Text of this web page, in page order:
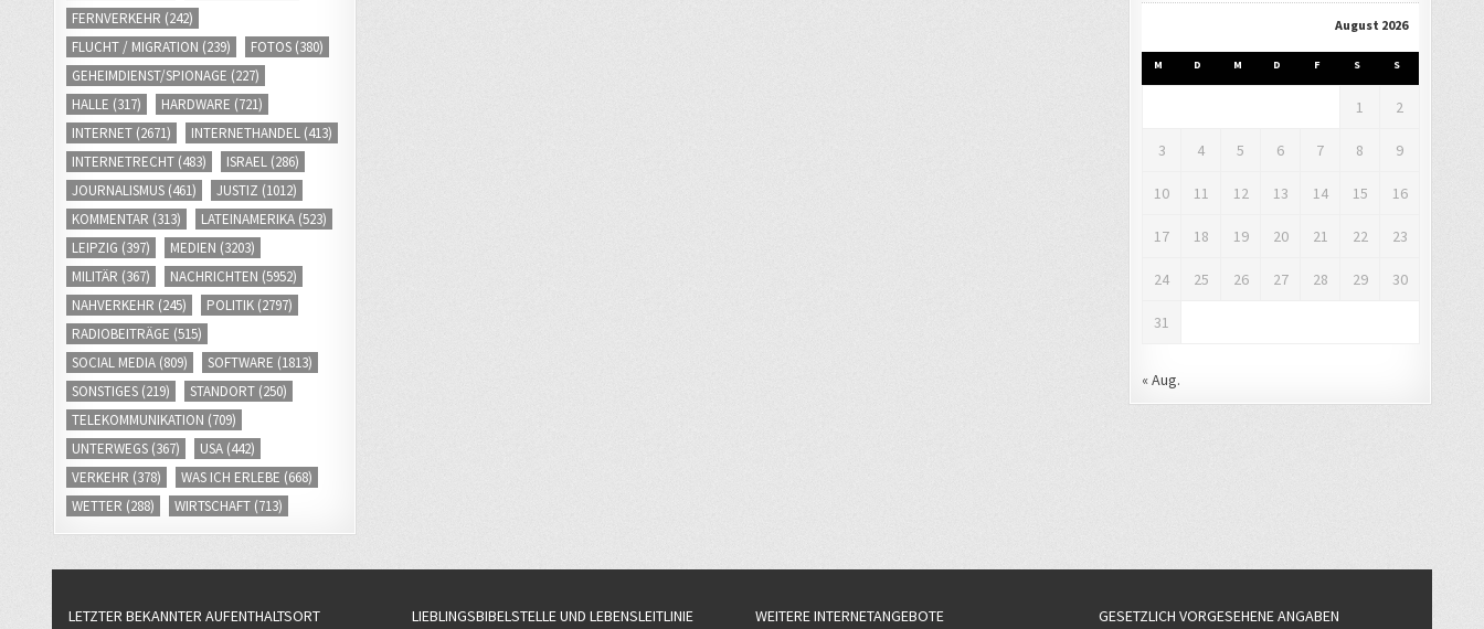
FERNVERKEHR (242)
FLUCHT / MIGRATION (239) FOTOS (380)
GEHEIMDIENST/SPIONAGE (227)
HALLE (317) HARDWARE (721)
INTERNET (2671) INTERNETHANDEL (413)
INTERNETRECHT (483) ISRAEL (286)
JOURNALISMUS (461) JUSTIZ (1012)
KOMMENTAR (313) LATEINAMERIKA (523)
LEIPZIG (397) MEDIEN (3203)
MILITÄR (367) NACHRICHTEN (5952)
NAHVERKEHR (245) POLITIK (2797)
RADIOBEITRÄGE (515)
SOCIAL MEDIA (809) SOFTWARE (1813)
SONSTIGES (219) STANDORT (250)
TELEKOMMUNIKATION (709)
UNTERWEGS (367) USA (442)
VERKEHR (378) WAS ICH ERLEBE (668)
WETTER (288) WIRTSCHAFT (713)
August 2026
M D M D F S S
1 2
3 4 5 6 7 8 9
10 11 12 13 14 15 16
17 18 19 20 21 22 23
24 25 26 27 28 29 30
31
« Aug.
LETZTER BEKANNTER AUFENTHALTSORT LIEBLINGSBIBELSTELLE UND LEBENSLEITLINIE WEITERE INTERNETANGEBOTE GESETZLICH VORGESEHENE ANGABEN